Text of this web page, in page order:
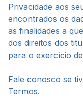
Privacidade aos
encontrados os
as finalidades a
dos direitos dos
para o exercício
Fale conosco se
Termos.